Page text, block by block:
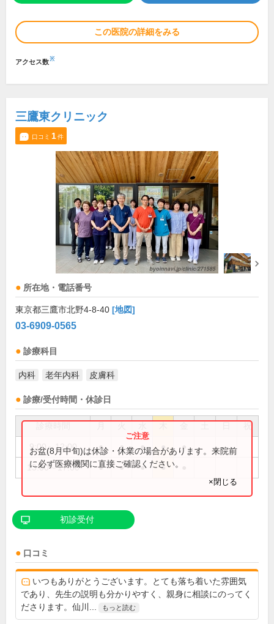
この医院の詳細をみる
アクセス数※
三鷹東クリニック
口コミ 1件
所在地・電話番号
東京都三鷹市北野4-8-40 [地図]
03-6909-0565
診療科目
内科 老年内科 皮膚科
診療/受付時間・休診日
祝
9:00～12:00 ● ● ● ● ●
13:00～17:00 ● ● ● ●
お盆(8月中旬)は休診・休業の場合があります。来院前
に必ず医療機関に直接ご確認ください。
×閉じる
初診受付
口コミ
いつもありがとうございます。とても落ち着いた雰囲気
であり、先生の説明も分かりやすく、親身に相談にのってく
ださります。仙川...
もっと読む